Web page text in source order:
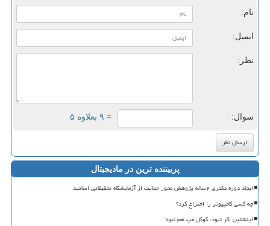
نام:
ایمیل:
نظر:
سوال: = ۹ بعلاوه ۵
پربیننده ترین در مادیجیتال
ایجاد دوره دکتری ۲ساله پژوهش محور حمایت از آزمایشگاه تحقیقاتی اساتید
چه کسی کامپیوتر را اختراع کرد؟
اینشتین اگر نبود، گوگل مپ هم نبود